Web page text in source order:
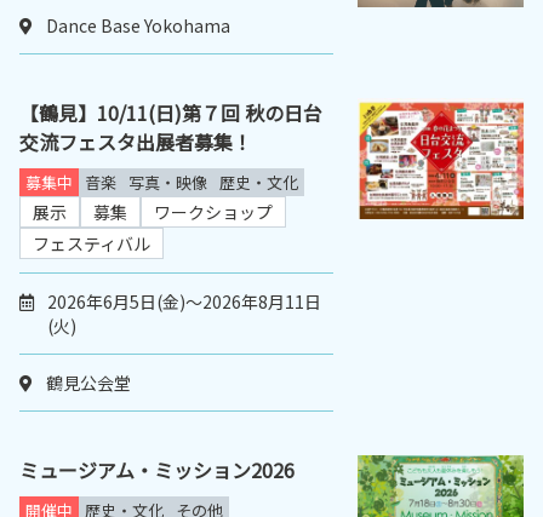
Dance Base Yokohama
【鶴見】10/11(日)第７回 秋の日台
交流フェスタ出展者募集！
募集中 音楽 写真・映像 歴史・文化
展示 募集
ワークショップ
フェスティバル
2026年6月5日(金)～2026年8月11日
(火)
鶴見公会堂
ミュージアム・ミッション2026
開催中 歴史・文化 その他